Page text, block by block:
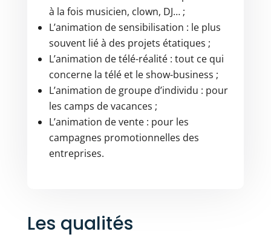
à la fois musicien, clown, DJ… ;
L’animation de sensibilisation : le plus
souvent lié à des projets étatiques ;
L’animation de télé-réalité : tout ce qui
concerne la télé et le show-business ;
L’animation de groupe d’individu : pour
les camps de vacances ;
L’animation de vente : pour les
campagnes promotionnelles des
entreprises.
Les qualités